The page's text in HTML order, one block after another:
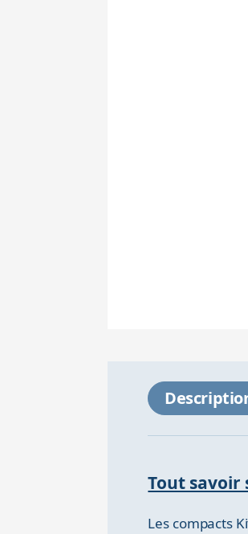
Tout savoir
Les compacts